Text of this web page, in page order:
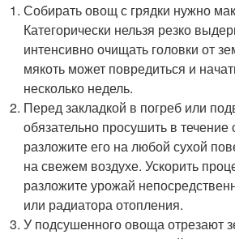
Собирать овощ с грядки нужно
Категорически нельзя резко
интенсивно очищать головки от
мякоть может повредиться и
несколько недель.
Перед закладкой в погреб или
обязательно просушить в течение
разложите его на любой сухой
на свежем воздухе. Ускорить
разложите урожай
или радиатора отопления.
У подсушенного овоща отрезают